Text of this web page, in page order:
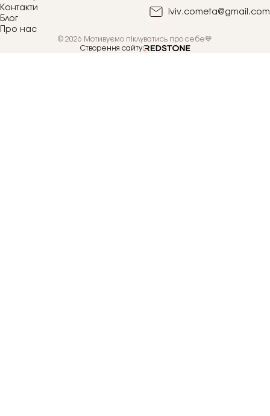
Контакти
Блог
Про нас
lviv.cometa@gmail.com
© 2026 Мотивуємо піклуватись про себе💙
Створення сайту: